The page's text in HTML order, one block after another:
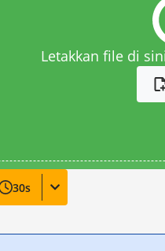
Letakkan file di
30s